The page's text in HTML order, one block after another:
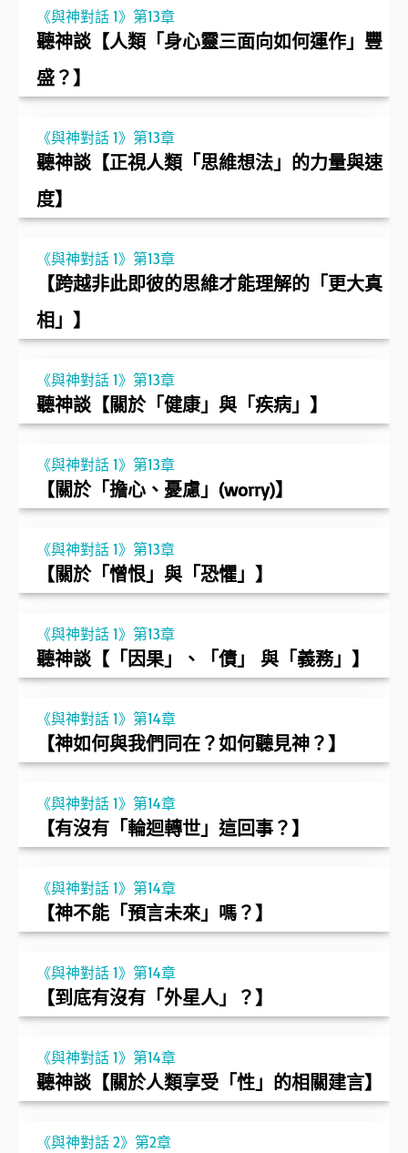
《與神對話 1》第13章
聽神談【人類「身心靈三面向如何運作」豐
盛？】
《與神對話 1》第13章
聽神談【正視人類「思維想法」的力量與速
度】
《與神對話 1》第13章
【跨越非此即彼的思維才能理解的「更大真
相」】
《與神對話 1》第13章
聽神談【關於「健康」與「疾病」】
《與神對話 1》第13章
【關於「擔心、憂慮」(worry)】
《與神對話 1》第13章
【關於「憎恨」與「恐懼」】
《與神對話 1》第13章
聽神談【「因果」、「債」 與「義務」】
《與神對話 1》第14章
【神如何與我們同在？如何聽見神？】
《與神對話 1》第14章
【有沒有「輪迴轉世」這回事？】
《與神對話 1》第14章
【神不能「預言未來」嗎？】
《與神對話 1》第14章
【到底有沒有「外星人」？】
《與神對話 1》第14章
聽神談【關於人類享受「性」的相關建言】
《與神對話 2》第2章